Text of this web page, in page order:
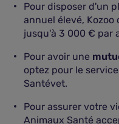
Pour disposer d'un
annuel élevé,
jusqu'à 3 000 € par
Pour avoir une
optez pour le
Santévet.
Pour assurer votre
Animaux Santé